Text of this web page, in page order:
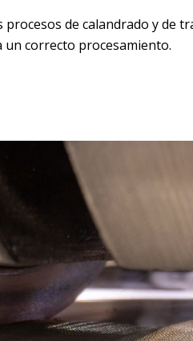
procesos de calandrado y de
correcto procesamiento.